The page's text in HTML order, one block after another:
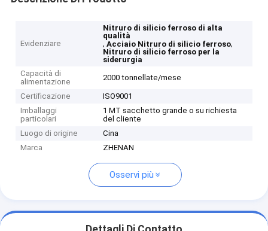
Evidenziare
Nitruro di silicio ferroso di alta
qualità
,Acciaio Nitruro di silicio ferroso,
Nitruro di silicio ferroso per la
siderurgia
Capacità di
alimentazione
2000 tonnellate/mese
Certificazione
ISO9001
Imballaggi
particolari
1 MT sacchetto grande o su richiesta
del cliente
Luogo di origine
Cina
Marca
ZHENAN
Osservi più